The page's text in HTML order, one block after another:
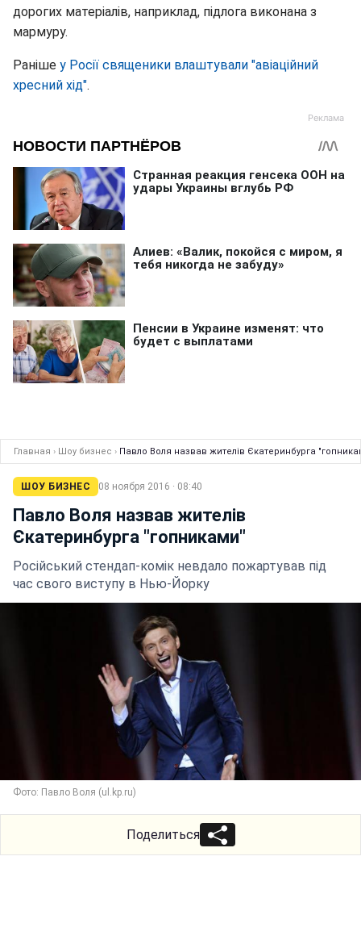
дорогих матеріалів, наприклад, підлога виконана з
мармуру.
Раніше у Росії священики влаштували "авіаційний
хресний хід".
Главная › Шоу бизнес › Павло Воля назвав жителів Єкатеринбурга
ШОУ БИЗНЕС 08 ноября 2016 · 08:40
Павло Воля назвав жителів
Єкатеринбурга "гопниками"
Російський стендап-комік невдало пожартував під
час свого виступу в Нью-Йорку
Фото: Павло Воля (ul.kp.ru)
Поделиться